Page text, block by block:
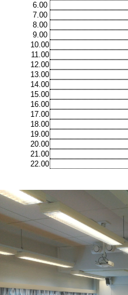
6.00
7.00
8.00
9.00
10.00
11.00
12.00
13.00
14.00
15.00
16.00
17.00
18.00
19.00
20.00
21.00
22.00